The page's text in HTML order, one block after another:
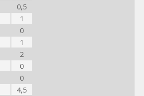
0,5
1
0
1
2
0
0
4,5